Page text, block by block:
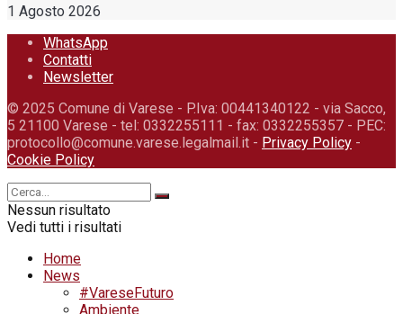
1 Agosto 2026
WhatsApp
Contatti
Newsletter
© 2025 Comune di Varese - P.Iva: 00441340122 - via Sacco,
5 21100 Varese - tel: 0332255111 - fax: 0332255357 - PEC:
protocollo@comune.varese.legalmail.it - Privacy Policy -
Cookie Policy
Nessun risultato
Vedi tutti i risultati
Home
News
#VareseFuturo
Ambiente